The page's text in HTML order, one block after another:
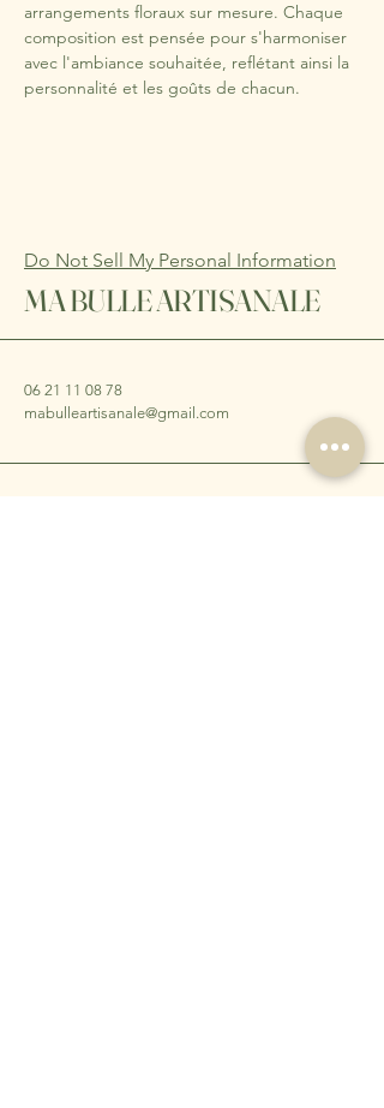
arrangements floraux sur mesure. Chaque
composition est pensée pour s'harmoniser
avec l'ambiance souhaitée, reflétant ainsi la
personnalité et les goûts de chacun.
Do Not Sell My Personal Information
MA BULLE ARTISANALE
06 21 11 08 78
mabulleartisanale@gmail.com